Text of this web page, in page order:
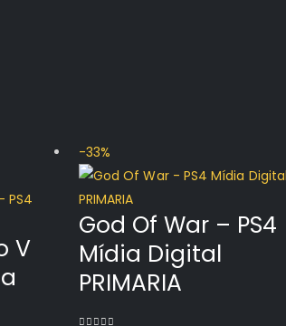
V
-33%
God Of War – PS4
Mídia Digital
PRIMARIA